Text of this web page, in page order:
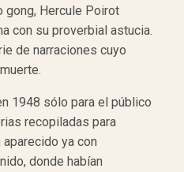
gong, Hercule Poirot
con su proverbial astucia.
de narraciones cuyo
1948 sólo para el público
recopiladas para
aparecido ya con
donde habían